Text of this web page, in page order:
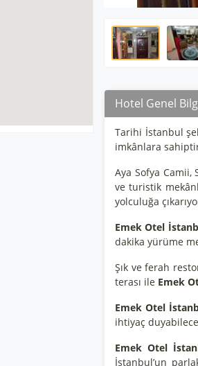
Hotel Genel
Tarihi İstanbul
imkânlara
Aya Sofya Camii,
ve turistik
yolculuğa
Emek Otel
dakika yürüme
Şık ve ferah
terası ile Emek
Emek Otel
ihtiyaç
Emek Otel
İstanbul’un